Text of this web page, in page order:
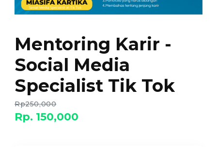
Mentoring Karir -
Social Media
Specialist Tik Tok
Rp250,000
Rp. 150,000